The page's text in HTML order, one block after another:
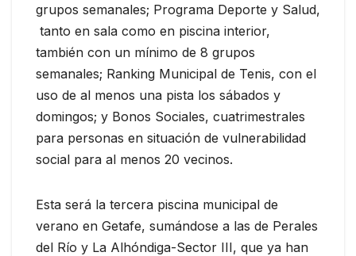
grupos semanales; Programa Deporte y Salud,
tanto en sala como en piscina interior,
también con un mínimo de 8 grupos
semanales; Ranking Municipal de Tenis, con el
uso de al menos una pista los sábados y
domingos; y Bonos Sociales, cuatrimestrales
para personas en situación de vulnerabilidad
social para al menos 20 vecinos.
Esta será la tercera piscina municipal de
verano en Getafe, sumándose a las de Perales
del Río y La Alhóndiga-Sector III, que ya han